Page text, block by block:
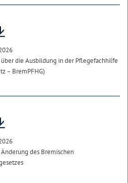
über die Ausbildung in der Pflegefachhilfe
– BremPFHG)
des Bremischen